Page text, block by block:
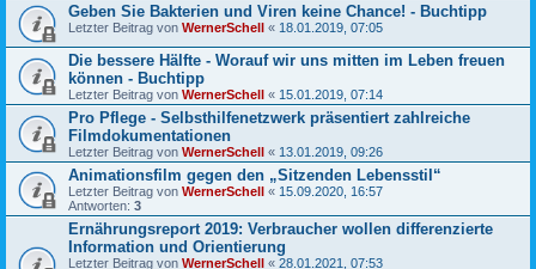
Geben Sie Bakterien und Viren keine Chance! - Buchtipp
Letzter Beitrag von WernerSchell « 18.01.2019, 07:05
Die bessere Hälfte - Worauf wir uns mitten im Leben freuen
können - Buchtipp
Letzter Beitrag von WernerSchell « 15.01.2019, 07:14
Pro Pflege - Selbsthilfenetzwerk präsentiert zahlreiche
Filmdokumentationen
Letzter Beitrag von WernerSchell « 13.01.2019, 09:26
Animationsfilm gegen den „Sitzenden Lebensstil“
Letzter Beitrag von WernerSchell « 15.09.2020, 16:57
Antworten: 3
Ernährungsreport 2019: Verbraucher wollen differenzierte
Information und Orientierung
Letzter Beitrag von WernerSchell « 28.01.2021, 07:53